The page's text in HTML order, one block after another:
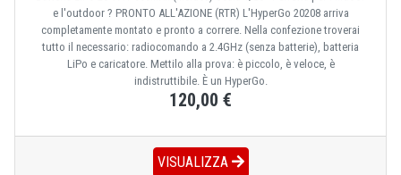
e l'outdoor ? PRONTO ALL'AZIONE (RTR) L'HyperGo 20208 arriva
completamente montato e pronto a correre. Nella confezione troverai
tutto il necessario: radiocomando a 2.4GHz (senza batterie), batteria
LiPo e caricatore. Mettilo alla prova: è piccolo, è veloce, è
indistruttibile. È un HyperGo.
120,00 €
VISUALIZZA